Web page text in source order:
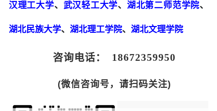
汉理工大学、 武汉轻工大学、 湖北第二师范学院、
湖北民族大学、 湖北理工学院、 湖北文理学院
咨询电话： 18672359950
(微信咨询号，请扫码关注)